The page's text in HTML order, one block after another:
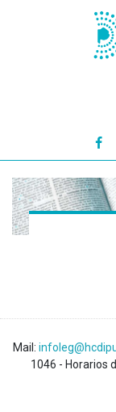

Mail:
1046 - Horarios